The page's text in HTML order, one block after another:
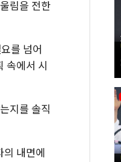
림을 전한
를 넘어
속에서 시
지를 솔직
내면에